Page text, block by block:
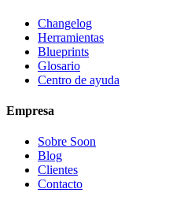
Changelog
Herramientas
Blueprints
Glosario
Centro de ayuda
Empresa
Sobre Soon
Blog
Clientes
Contacto